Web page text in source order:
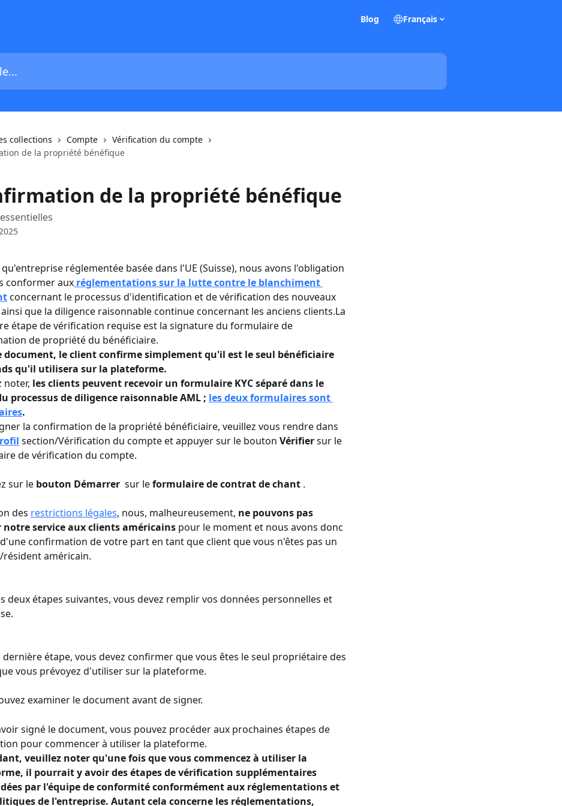
Blog Français
collections Compte
Vérification du compte
de la propriété bénéfique
de la propriété bénéfique
réglementée basée dans l'UE (Suisse), nous avons l'obligation
conformer aux réglementations sur la lutte contre le blanchiment
concernant le processus d'identification et de vérification des nouveaux
que la diligence raisonnable continue concernant les anciens clients.La
étape de vérification requise est la signature du formulaire de
de propriété du bénéficiaire.
document, le client confirme simplement qu'il est le seul bénéficiaire
qu'il utilisera sur la plateforme.
noter, les clients peuvent recevoir un formulaire KYC séparé dans le
processus de diligence raisonnable AML ; les deux formulaires sont
.
la confirmation de la propriété bénéficiaire, veuillez vous rendre dans
section/Vérification du compte et appuyer sur le bouton Vérifier sur le
de vérification du compte.
sur le bouton Démarrer sur le formulaire de contrat de chant .
des restrictions légales, nous, malheureusement, ne pouvons pas
service aux clients américains pour le moment et nous avons donc
confirmation de votre part en tant que client que vous n'êtes pas un
américain.
deux étapes suivantes, vous devez remplir vos données personnelles et
dernière étape, vous devez confirmer que vous êtes le seul propriétaire des
vous prévoyez d'utiliser sur la plateforme.
examiner le document avant de signer.
signé le document, vous pouvez procéder aux prochaines étapes de
pour commencer à utiliser la plateforme.
veuillez noter qu'une fois que vous commencez à utiliser la
il pourrait y avoir des étapes de vérification supplémentaires
par l'équipe de conformité conformément aux réglementations et
de l'entreprise. Autant cela concerne les réglementations,